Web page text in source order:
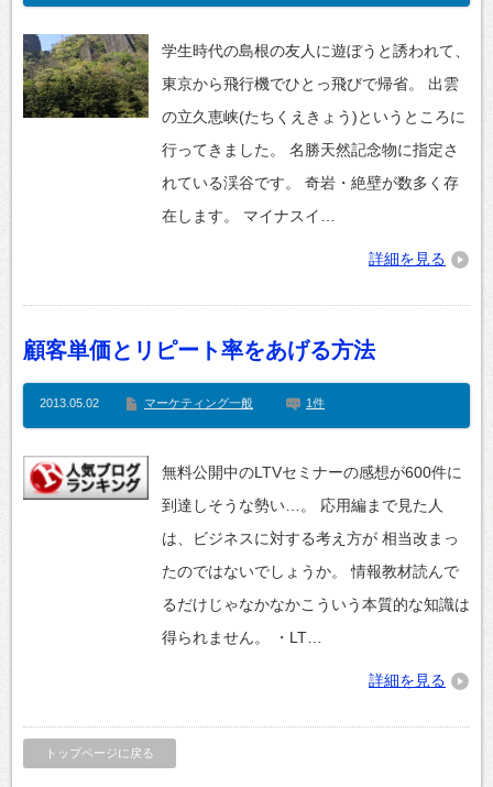
学生時代の島根の友人に遊ぼうと誘われて、
東京から飛行機でひとっ飛びで帰省。 出雲
の立久恵峡(たちくえきょう)というところに
行ってきました。 名勝天然記念物に指定さ
れている渓谷です。 奇岩・絶壁が数多く存
在します。 マイナスイ…
詳細を見る
顧客単価とリピート率をあげる方法
2013.05.02 マーケティング一般 1件
無料公開中のLTVセミナーの感想が600件に
到達しそうな勢い…。 応用編まで見た人
は、ビジネスに対する考え方が 相当改まっ
たのではないでしょうか。 情報教材読んで
るだけじゃなかなかこういう本質的な知識は
得られません。 ・LT…
詳細を見る
トップページに戻る